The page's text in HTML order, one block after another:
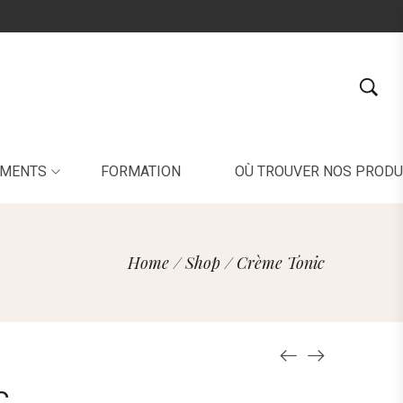
FORMATION OÙ TROUVER NOS
Home / Shop / Crème Tonic